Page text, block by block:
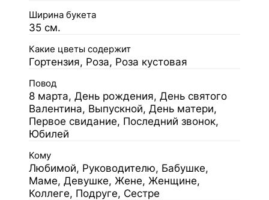
Ширина букета
35 см.
Какие цветы содержит
Гортензия, Роза, Роза кустовая
Повод
8 марта, День рождения, День святого
Валентина, Выпускной, День матери,
Первое свидание, Последний звонок,
Юбилей
Кому
Любимой, Руководителю, Бабушке,
Маме, Девушке, Жене, Женщине,
Коллеге, Подруге, Сестре